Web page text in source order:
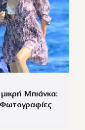
Μπιάνκα: